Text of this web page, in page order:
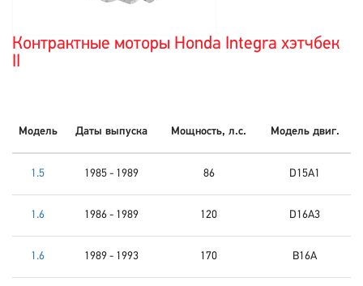
Контрактные моторы Honda Integra хэтчбек
II
Модель Даты выпуска Мощность, л.с. Модель двиг.
1.5 1985 - 1989 86 D15A1
1.6 1986 - 1989 120 D16A3
1.6 1989 - 1993 170 B16A